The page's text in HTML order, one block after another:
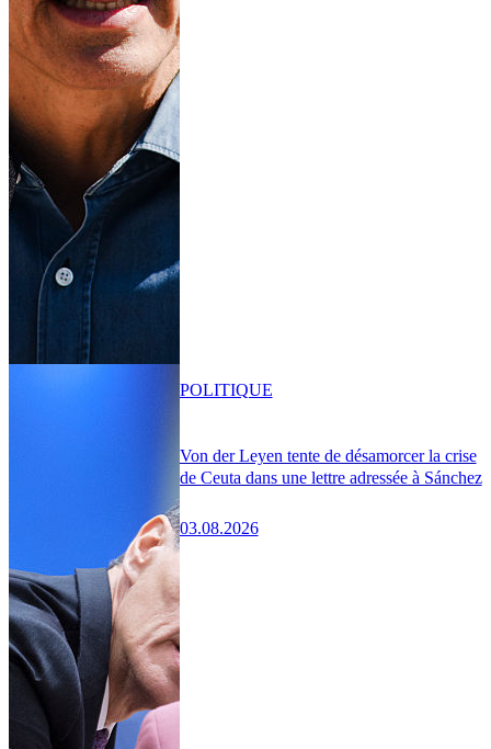
Von der Leyen tente de désamorcer la crise
de Ceuta dans une lettre adressée à Sánchez
03.08.2026
POLITIQUE